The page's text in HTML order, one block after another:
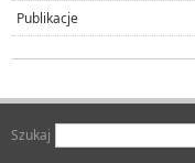
Publikacje
Szukaj